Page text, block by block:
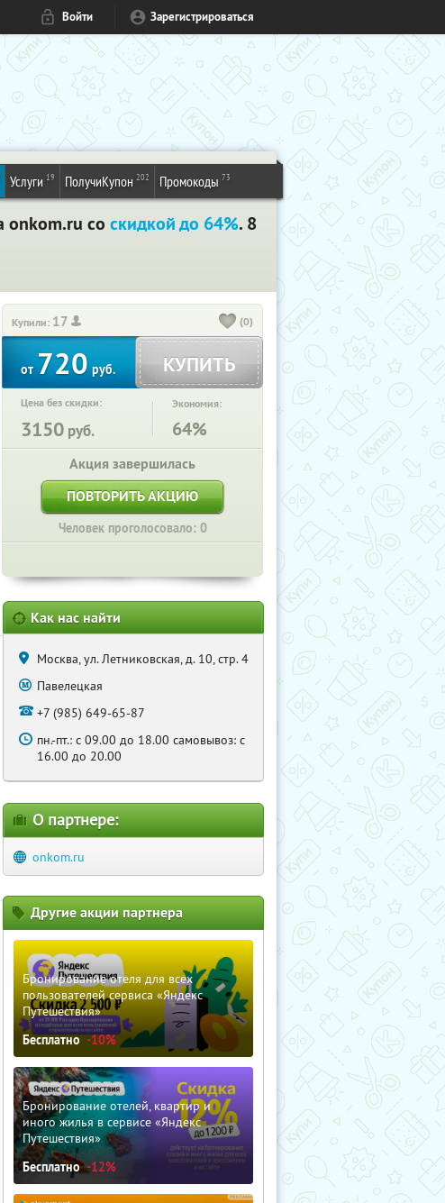
Войти Зарегистрироваться
Услуги 19 ПолучиКупон 202 Промокоды 73
onkom.ru со скидкой до 64%. 8
Купили: 17 (0)
от720руб. КУПИТЬ
Цена без скидки:
3150 руб.
Экономия:
64%
Акция завершилась
ПОВТОРИТЬ АКЦИЮ
Человек проголосовало: 0
Как нас найти
Москва, ул. Летниковская, д. 10, стр. 4
Павелецкая
+7 (985) 649-65-87
пн.-пт.: с 09.00 до 18.00 самовывоз: с
16.00 до 20.00
О партнере:
onkom.ru
Другие акции партнера
Бронирование отеля для всех
пользователей сервиса «Яндекс
Путешествия»
Бесплатно -10%
Бронирование отелей, квартир и
иного жилья в сервисе «Яндекс
Путешествия»
Бесплатно -12%